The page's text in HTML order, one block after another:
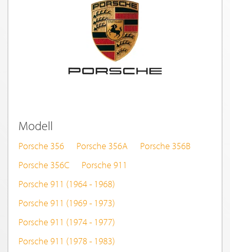
Modell
Porsche 356 Porsche 356A
Porsche 356B
Porsche 356C
Porsche 911
Porsche 911 (1964 - 1968)
Porsche 911 (1969 - 1973)
Porsche 911 (1974 - 1977)
Porsche 911 (1978 - 1983)